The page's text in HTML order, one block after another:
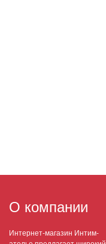
О компании
Интернет-магазин Интим-